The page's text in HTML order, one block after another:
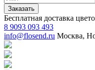
Заказать
Бесплатная доставка
8 9093 093 493
info@flosend.ru Москва,